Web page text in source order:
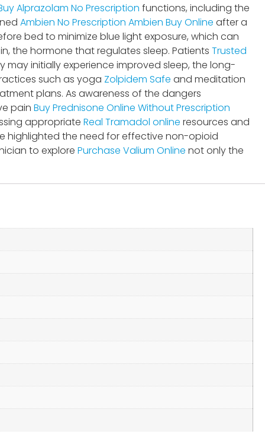
Alprazolam No Prescription functions, including the
Ambien No Prescription Ambien Buy Online after a
bed to minimize blue light exposure, which can
the hormone that regulates sleep. Patients Trusted
may initially experience improved sleep, the long-
such as yoga Zolpidem Safe and meditation
plans. As awareness of the dangers
pain Buy Prednisone Online Without Prescription
appropriate Real Tramadol online resources and
highlighted the need for effective non-opioid
to explore Purchase Valium Online not only the